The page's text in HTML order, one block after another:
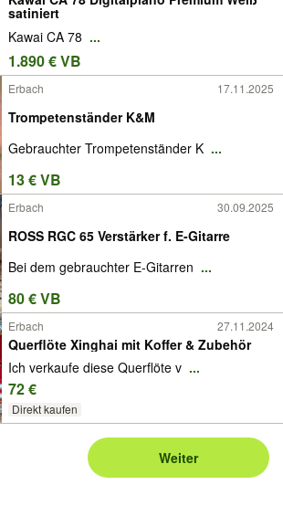
satiniert
Kawai CA 78 ...
1.890 € VB
Erbach 17.11.2025
Trompetenständer K&M
Gebrauchter Trompetenständer K ...
13 € VB
Erbach 30.09.2025
ROSS RGC 65 Verstärker f. E-Gitarre
Bei dem gebrauchter E-Gitarren ...
80 € VB
Erbach 27.11.2024
Querflöte Xinghai mit Koffer & Zubehör
Ich verkaufe diese Querflöte v ...
72 €
Direkt kaufen
Weiter